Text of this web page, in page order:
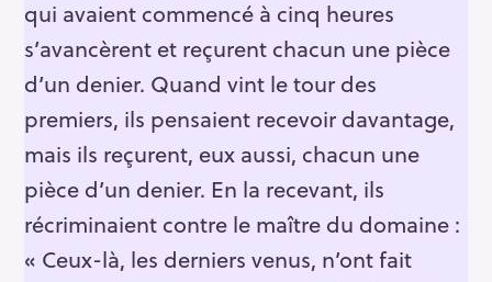
qui avaient commencé à cinq heures
s’avancèrent et reçurent chacun une pièce
d’un denier. Quand vint le tour des
premiers, ils pensaient recevoir davantage,
mais ils reçurent, eux aussi, chacun une
pièce d’un denier. En la recevant, ils
récriminaient contre le maître du domaine :
« Ceux-là, les derniers venus, n’ont fait